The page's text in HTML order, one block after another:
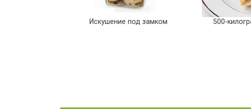
Искушение под замком 500-